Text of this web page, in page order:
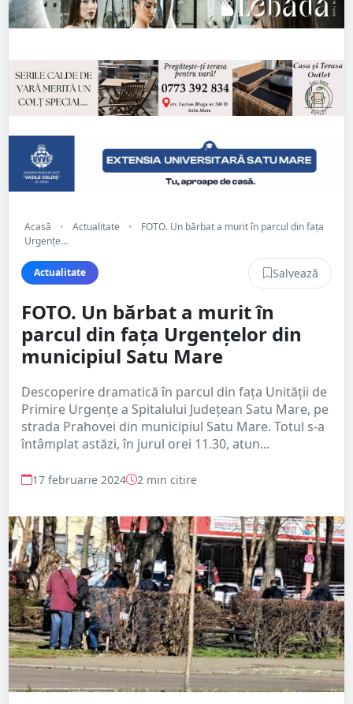
Acasă • Actualitate •
FOTO. Un bărbat a murit în parcul din fața
Urgențe...
Actualitate Salvează
FOTO. Un bărbat a murit în
parcul din fața Urgențelor din
municipiul Satu Mare
Descoperire dramatică în parcul din fața Unității de
Primire Urgențe a Spitalului Județean Satu Mare, pe
strada Prahovei din municipiul Satu Mare. Totul s-a
întâmplat astăzi, în jurul orei 11.30, atun...
17 februarie 2024 2 min citire